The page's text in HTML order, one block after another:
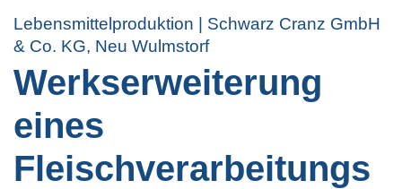
Lebensmittelproduktion | Schwarz Cranz GmbH
& Co. KG, Neu Wulmstorf
Werkserweiterung
eines
Fleischverarbeitungs